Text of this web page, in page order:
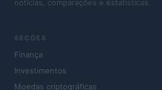
notícias, comparações e estatísticas.
SEÇÕES
Finança
Investimentos
Moedas criptográficas